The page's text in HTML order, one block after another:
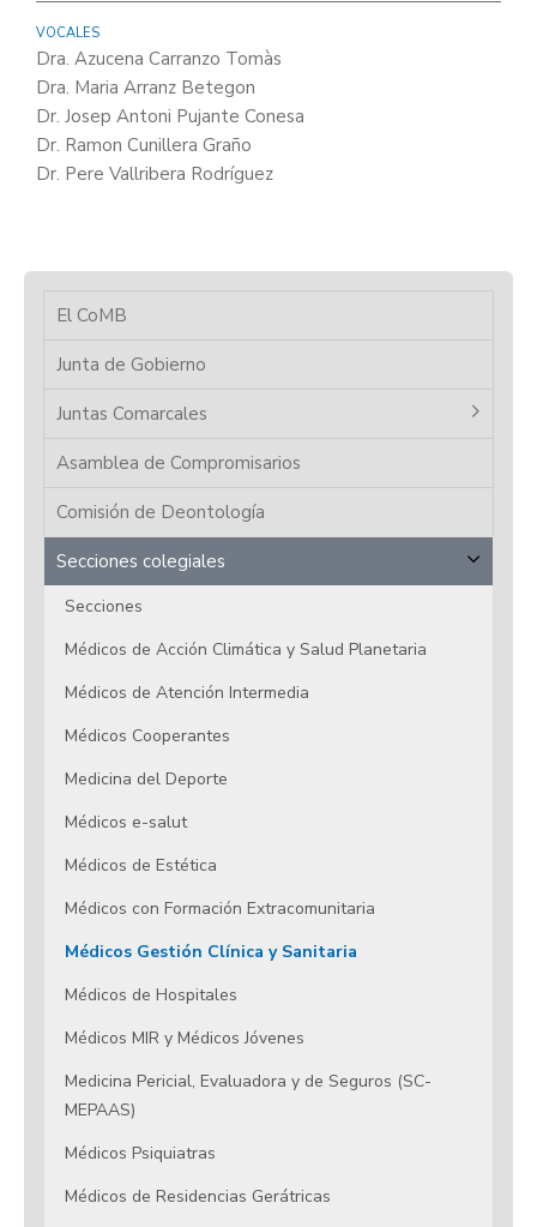
VOCALES
Dra. Azucena Carranzo Tomàs
Dra. Maria Arranz Betegon
Dr. Josep Antoni Pujante Conesa
Dr. Ramon Cunillera Graño
Dr. Pere Vallribera Rodríguez
El CoMB
Junta de Gobierno
Juntas Comarcales
Asamblea de Compromisarios
Comisión de Deontología
Secciones colegiales
Secciones
Médicos de Acción Climática y Salud Planetaria
Médicos de Atención Intermedia
Médicos Cooperantes
Medicina del Deporte
Médicos e-salut
Médicos de Estética
Médicos con Formación Extracomunitaria
Médicos Gestión Clínica y Sanitaria
Médicos de Hospitales
Médicos MIR y Médicos Jóvenes
Medicina Pericial, Evaluadora y de Seguros (SC-
MEPAAS)
Médicos Psiquiatras
Médicos de Residencias Gerátricas